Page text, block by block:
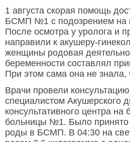
1 августа скорая помощь
БСМП №1 с подозрением на
После осмотра у уролога и
направили к акушеру-
женщины родовая
беременности составлял
При этом сама она не знала,
Врачи провели
специалистом Акушерского
консультативного центра на
больницы №1. Было принято
роды в БСМП. В 04:30 на